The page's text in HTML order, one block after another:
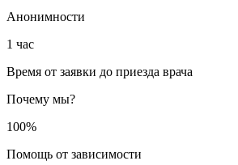
Анонимности
1 час
Время от заявки до приезда врача
Почему мы?
100%
Помощь от зависимости